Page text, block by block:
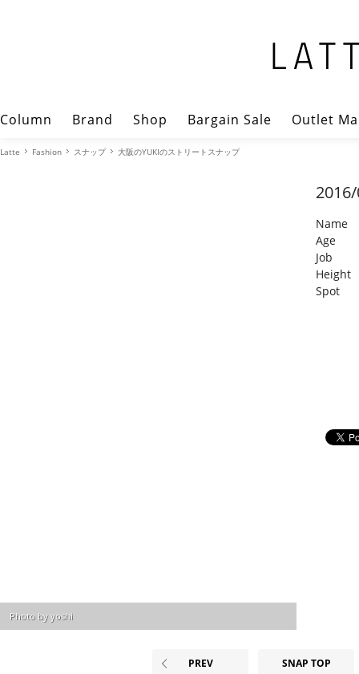
Column Brand Shop Bargain Sale Outlet
Latte Fashion スナップ 大阪のYUKIのストリートスナップ
Photo by yoshi
Name
Age
Job
Height
Spot
PREV SNAP TOP